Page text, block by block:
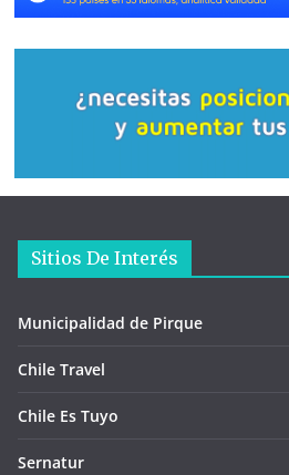
Sitios De Interés
Municipalidad de Pirque
Chile Travel
Chile Es Tuyo
Sernatur